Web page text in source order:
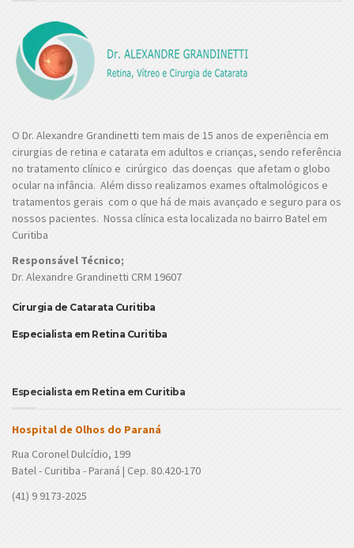
O Dr. Alexandre Grandinetti tem mais de 15 anos de experiência em
cirurgias de retina e catarata em adultos e crianças, sendo referência
no tratamento clínico e cirúrgico das doenças que afetam o globo
ocular na infância. Além disso realizamos exames oftalmológicos e
tratamentos gerais com o que há de mais avançado e seguro para os
nossos pacientes. Nossa clínica esta localizada no bairro Batel em
Curitiba
Responsável Técnico;
Dr. Alexandre Grandinetti CRM 19607
Cirurgia de Catarata Curitiba
Especialista em Retina Curitiba
Especialista em Retina em Curitiba
Hospital de Olhos do Paraná
Rua Coronel Dulcídio, 199
Batel - Curitiba - Paraná | Cep. 80.420-170
(41) 9 9173-2025